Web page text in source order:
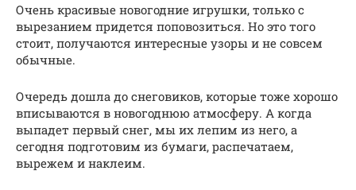
Очень красивые новогодние игрушки, только с
вырезанием придется поповозиться. Но это того
стоит, получаются интересные узоры и не совсем
обычные.
Очередь дошла до снеговиков, которые тоже хорошо
вписываются в новогоднюю атмосферу. А когда
выпадет первый снег, мы их лепим из него, а
сегодня подготовим из бумаги, распечатаем,
вырежем и наклеим.